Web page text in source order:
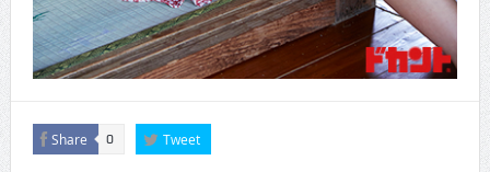
Share 0 Tweet